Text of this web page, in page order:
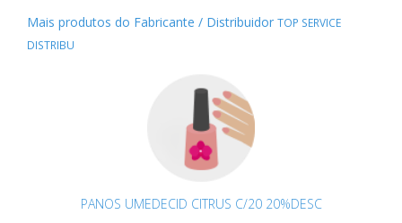
Mais produtos do Fabricante / Distribuidor TOP SERVICE
DISTRIBU
PANOS UMEDECID CITRUS C/20 20%DESC